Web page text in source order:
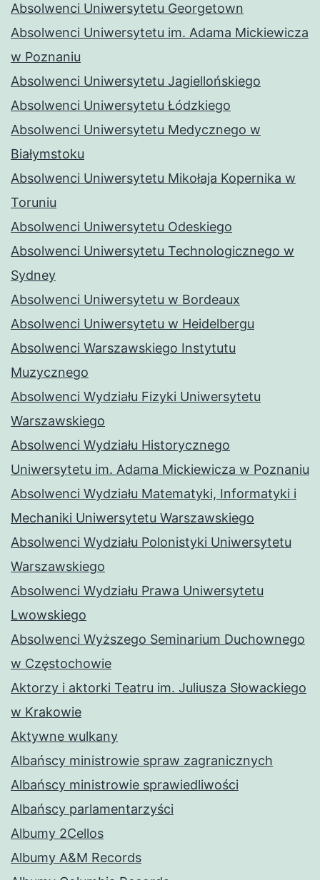
Absolwenci Uniwersytetu Georgetown
Absolwenci Uniwersytetu im. Adama Mickiewicza
w Poznaniu
Absolwenci Uniwersytetu Jagiellońskiego
Absolwenci Uniwersytetu Łódzkiego
Absolwenci Uniwersytetu Medycznego w
Białymstoku
Absolwenci Uniwersytetu Mikołaja Kopernika w
Toruniu
Absolwenci Uniwersytetu Odeskiego
Absolwenci Uniwersytetu Technologicznego w
Sydney
Absolwenci Uniwersytetu w Bordeaux
Absolwenci Uniwersytetu w Heidelbergu
Absolwenci Warszawskiego Instytutu
Muzycznego
Absolwenci Wydziału Fizyki Uniwersytetu
Warszawskiego
Absolwenci Wydziału Historycznego
Uniwersytetu im. Adama Mickiewicza w Poznaniu
Absolwenci Wydziału Matematyki, Informatyki i
Mechaniki Uniwersytetu Warszawskiego
Absolwenci Wydziału Polonistyki Uniwersytetu
Warszawskiego
Absolwenci Wydziału Prawa Uniwersytetu
Lwowskiego
Absolwenci Wyższego Seminarium Duchownego
w Częstochowie
Aktorzy i aktorki Teatru im. Juliusza Słowackiego
w Krakowie
Aktywne wulkany
Albańscy ministrowie spraw zagranicznych
Albańscy ministrowie sprawiedliwości
Albańscy parlamentarzyści
Albumy 2Cellos
Albumy A&M Records